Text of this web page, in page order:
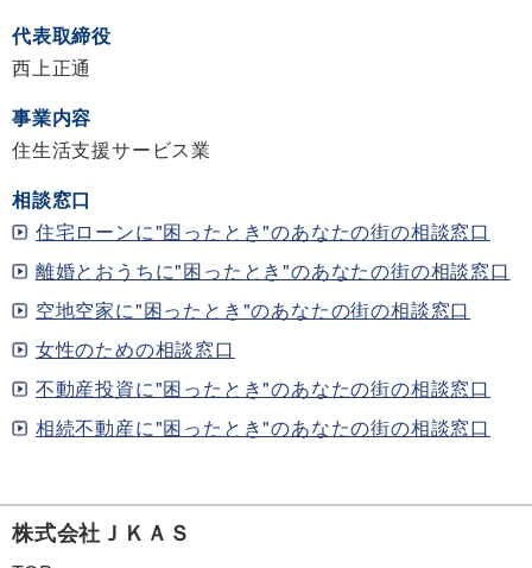
代表取締役
西上正通
事業内容
住生活支援サービス業
相談窓口
住宅ローンに"困ったとき"のあなたの街の相談窓口
離婚とおうちに"困ったとき"のあなたの街の相談窓口
空地空家に"困ったとき"のあなたの街の相談窓口
女性のための相談窓口
不動産投資に"困ったとき"のあなたの街の相談窓口
相続不動産に"困ったとき"のあなたの街の相談窓口
株式会社ＪＫＡＳ